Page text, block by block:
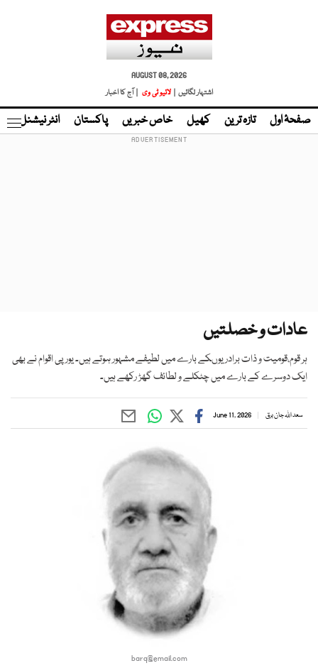
AUGUST 08, 2026
اشتہار لگائیں |
لائیو ٹی وی | آج کا اخبار
صفحۂ اول تازہ ترین کھیل خاص خبریں پاکستان انٹر نیشنل
عادات و خصلتیں
ہر قوم،قومیت و ذات برادریوںکے بارے میں لطیفے مشہور ہوتے ہیں۔ یورپی اقوام نے بھی
ایک دوسرے کے بارے میں چٹکلے و لطائف گھڑ رکھے ہیں۔
سعد اللہ جان برق June 11, 2026
barq@email.com